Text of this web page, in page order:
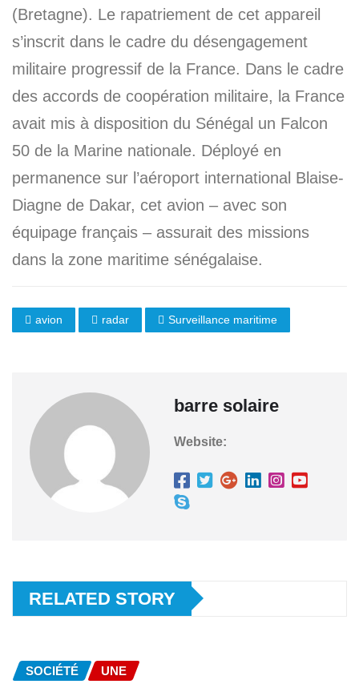
(Bretagne). Le rapatriement de cet appareil
s’inscrit dans le cadre du désengagement
militaire progressif de la France. Dans le cadre
des accords de coopération militaire, la France
avait mis à disposition du Sénégal un Falcon
50 de la Marine nationale. Déployé en
permanence sur l’aéroport international Blaise-
Diagne de Dakar, cet avion – avec son
équipage français – assurait des missions
dans la zone maritime sénégalaise.
avion radar Surveillance maritime
barre solaire
Website:
RELATED STORY
SOCIÉTÉ UNE